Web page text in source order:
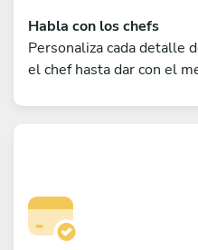
Habla con los chefs
Personaliza cada detalle
el chef hasta dar con el